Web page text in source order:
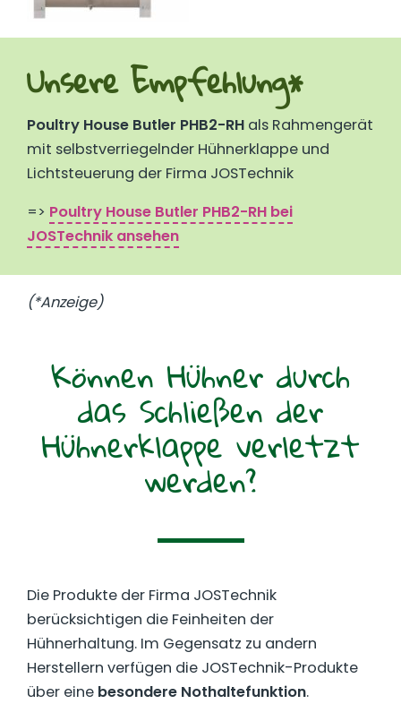
Unsere Empfehlung*
Poultry House Butler PHB2-RH als Rahmengerät
mit selbstverriegelnder Hühnerklappe und
Lichtsteuerung der Firma JOSTechnik
=> Poultry House Butler PHB2-RH bei
JOSTechnik ansehen
(*Anzeige)
Können Hühner durch
das Schließen der
Hühnerklappe verletzt
werden?
Die Produkte der Firma JOSTechnik
berücksichtigen die Feinheiten der
Hühnerhaltung. Im Gegensatz zu andern
Herstellern verfügen die JOSTechnik-Produkte
über eine besondere Nothaltefunktion.